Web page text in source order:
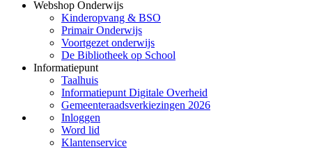
Webshop Onderwijs
Kinderopvang & BSO
Primair Onderwijs
Voortgezet onderwijs
De Bibliotheek op School
Informatiepunt
Taalhuis
Informatiepunt Digitale Overheid
Gemeenteraadsverkiezingen 2026
Inloggen
Word lid
Klantenservice